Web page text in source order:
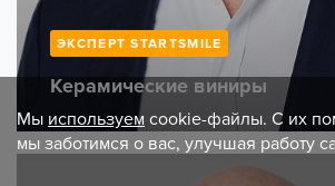
ЭКСПЕРТ STARTSMILE
Керамические виниры
Мы используем cookie-файлы. С их
мы заботимся о вас, улучшая работу